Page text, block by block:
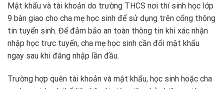
Mật khẩu và tài khoản do trường THCS nơi thí sinh học lớp
9 bàn giao cho cha mẹ học sinh để sử dụng trên cổng thông
tin tuyển sinh. Để đảm bảo an toàn thông tin khi xác nhận
nhập học trực tuyến, cha mẹ học sinh cần đổi mật khẩu
ngay sau khi đăng nhập lần đầu.
Trường hợp quên tài khoản và mật khẩu, học sinh hoặc cha